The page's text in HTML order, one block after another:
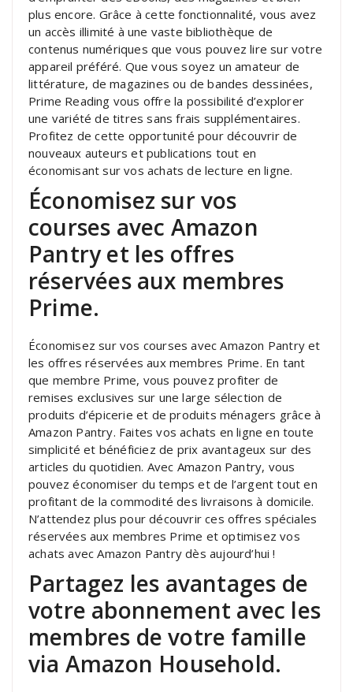
plus encore. Grâce à cette fonctionnalité, vous avez
un accès illimité à une vaste bibliothèque de
contenus numériques que vous pouvez lire sur votre
appareil préféré. Que vous soyez un amateur de
littérature, de magazines ou de bandes dessinées,
Prime Reading vous offre la possibilité d’explorer
une variété de titres sans frais supplémentaires.
Profitez de cette opportunité pour découvrir de
nouveaux auteurs et publications tout en
économisant sur vos achats de lecture en ligne.
Économisez sur vos
courses avec Amazon
Pantry et les offres
réservées aux membres
Prime.
Économisez sur vos courses avec Amazon Pantry et
les offres réservées aux membres Prime. En tant
que membre Prime, vous pouvez profiter de
remises exclusives sur une large sélection de
produits d’épicerie et de produits ménagers grâce à
Amazon Pantry. Faites vos achats en ligne en toute
simplicité et bénéficiez de prix avantageux sur des
articles du quotidien. Avec Amazon Pantry, vous
pouvez économiser du temps et de l’argent tout en
profitant de la commodité des livraisons à domicile.
N’attendez plus pour découvrir ces offres spéciales
réservées aux membres Prime et optimisez vos
achats avec Amazon Pantry dès aujourd’hui !
Partagez les avantages de
votre abonnement avec les
membres de votre famille
via Amazon Household.